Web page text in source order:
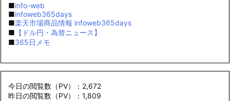
■info-web
■infoweb365days
■楽天市場商品情報 infoweb365days
■ 【ドル円・為替ニュース】
■365日メモ
今日の閲覧数（PV）：2,672
昨日の閲覧数（PV）：1,809